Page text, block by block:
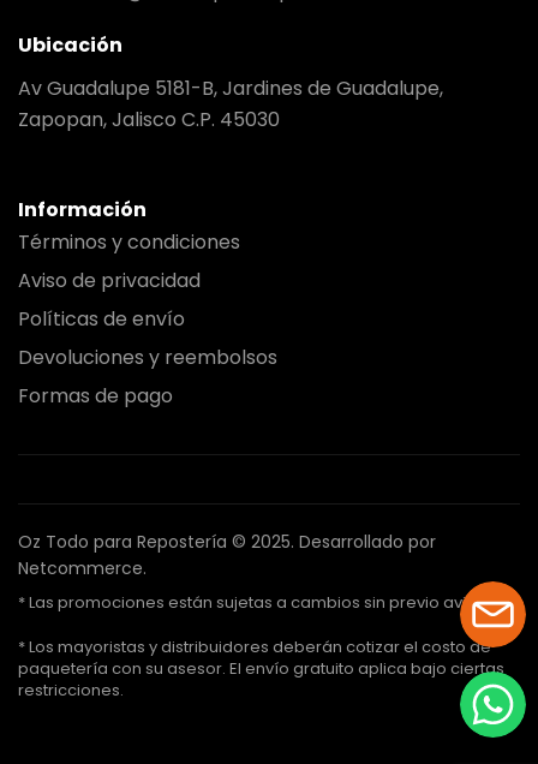
Ubicación
Av Guadalupe 5181-B, Jardines de Guadalupe,
Zapopan, Jalisco C.P. 45030
Información
Términos y condiciones
Aviso de privacidad
Políticas de envío
Devoluciones y reembolsos
Formas de pago
Oz Todo para Repostería © 2025. Desarrollado por
Netcommerce.
* Las promociones están sujetas a cambios sin previo aviso.
* Los mayoristas y distribuidores deberán cotizar el costo de
paquetería con su asesor. El envío gratuito aplica bajo ciertas
restricciones.